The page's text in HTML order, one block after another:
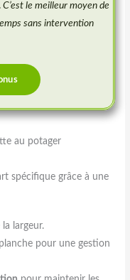
.C’est le meilleur moyen de
sans intervention
au potager
spécifique grâce à une
largeur.
pour une gestion